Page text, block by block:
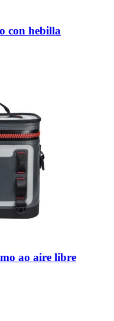
con hebilla
ao aire libre